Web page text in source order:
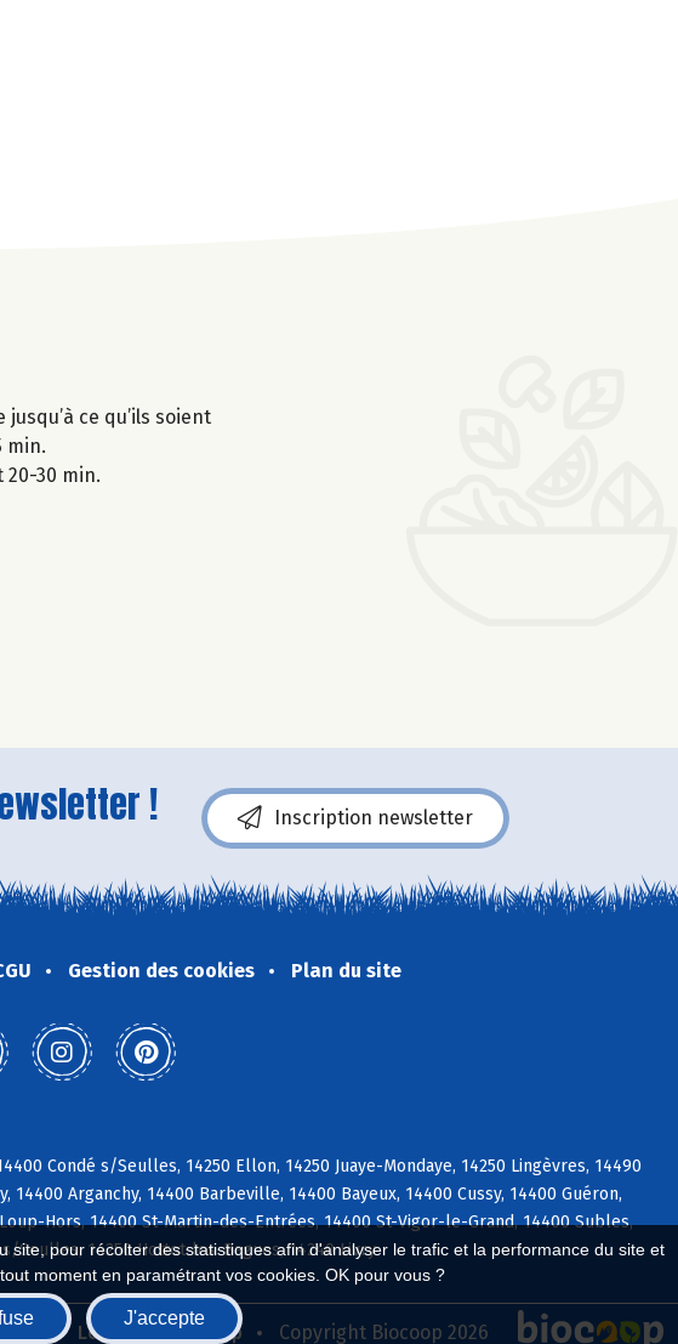
pour récolter des statistiques afin d'analyser le trafic et la performance du site et
moment en paramétrant vos cookies. OK pour vous ?
J'accepte
ce qu’ils soient
min.
30 min.
! Inscription newsletter
Gestion des cookies Plan du site
Condé s/Seulles, 14250 Ellon, 14250 Juaye-Mondaye, 14250 Lingèvres, 14490
Arganchy, 14400 Barbeville, 14400 Bayeux, 14400 Cussy, 14400 Guéron,
Hors, 14400 St-Martin-des-Entrées, 14400 St-Vigor-le-Grand, 14400 Subles,
Seulles, 14250 Hottot-les-Bagues, 14240 Livry
Le réseau Biocoop Copyright Biocoop 2026